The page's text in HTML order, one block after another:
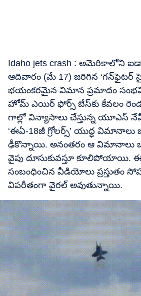
Idaho jets crash : అమెరికాలోని
ఆదివారం (మే 17) జరిగిన ‘గన్‌ఫైటర్
భయంకరమైన విమాన ప్రమాదం
హోమ్ ఎయిర్ ఫోర్స్ బేస్‌కు కేవలం
గాల్లో విన్యాసాలు చేస్తున్న యూఎస్
‘ఈఏ-18జీ గ్రోలర్స్’ యుద్ధ
ఢీకొన్నాయి. అనంతరం ఆ విమానాలు
వైపు దూసుకువస్తూ కూలిపోయాయి.
సంబంధించిన వీడియోలు
విపరీతంగా వైరల్ అవుతున్నాయి.